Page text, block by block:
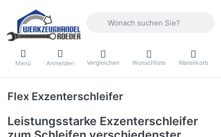
Menü Anmelden Vergleichen Wunschliste Warenkorb
Flex Exzenterschleifer
Leistungsstarke Exzenterschleifer